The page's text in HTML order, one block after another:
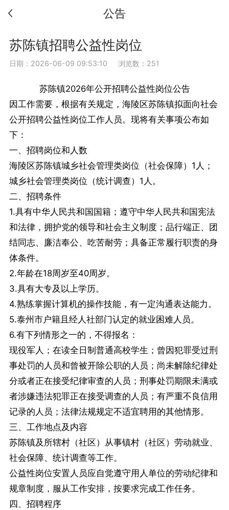
公告
苏陈镇招聘公益性岗位
日期：2026-06-09 09:53:10浏览数：251
苏陈镇2026年公开招聘公益性岗位公告
因工作需要，根据有关规定，海陵区苏陈镇拟面向社会
公开招聘公益性岗位工作人员。现将有关事项公布如
下：
一、招聘岗位和人数
海陵区苏陈镇城乡社会管理类岗位（社会保障）1人；
城乡社会管理类岗位（统计调查）1人。
二、招聘条件
1.具有中华人民共和国国籍；遵守中华人民共和国宪法
和法律，拥护党的领导和社会主义制度；品行端正、团
结同志、廉洁奉公、吃苦耐劳；具备正常履行职责的身
体条件。
2.年龄在18周岁至40周岁。
3.具有大专及以上学历。
4.熟练掌握计算机的操作技能，有一定沟通表达能力。
5.泰州市户籍且经人社部门认定的就业困难人员。
6.有下列情形之一的，不得报名：
现役军人；在读全日制普通高校学生；曾因犯罪受过刑
事处罚的人员和曾被开除公职的人员；尚未解除纪律处
分或者正在接受纪律审查的人员；刑事处罚期限未满或
者涉嫌违法犯罪正在接受调查的人员；有严重不良信用
记录的人员；法律法规规定不适宜聘用的其他情形。
三、工作地点及内容
苏陈镇及所辖村（社区）从事镇村（社区）劳动就业、
社会保障、统计调查等工作。
公益性岗位安置人员应自觉遵守用人单位的劳动纪律和
规章制度，服从工作安排，按要求完成工作任务。
四、招聘程序